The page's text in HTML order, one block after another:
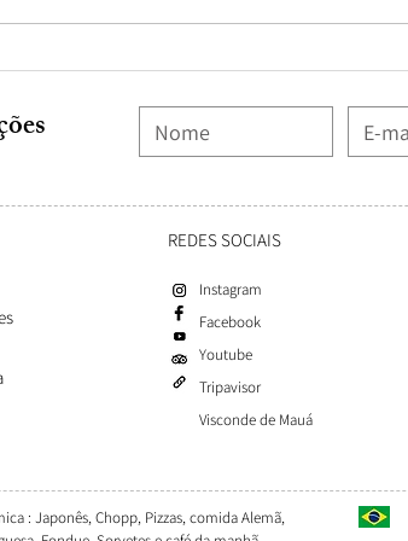
REDES SOCIAIS
Instagram
Facebook
Youtube
Tripavisor
Visconde de Mauá
: Japonês, Chopp, Pizzas, comida Alemã,